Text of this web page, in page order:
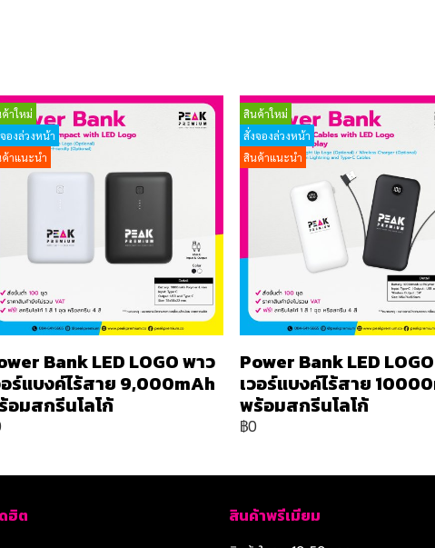
าใหม่
องล่วงหน้า
าแนะนำ
Bank LED LOGO พาว
อร์แบงค์ไร้สาย 9,000mAh
อมสกรีนโลโก้
สินค้าใหม่
สั่งจองล่วงหน้า
สินค้าแนะนำ
Power Bank LED
เวอร์แบงค์ไร้สาย
พร้อมสกรีนโลโก้
฿0
ฮิต สินค้าพรีเมียม